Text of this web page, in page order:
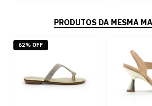
PRODUTOS DA MESMA
62% OFF